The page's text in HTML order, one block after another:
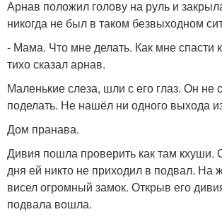
Арнав положил голову на руль и
никогда не был в таком безвыходном
- Мама. Что мне делать. Как мне спасти
тихо сказал арнав.
Маленькие слеза, шли с его глаз. Он не
поделать. Не нашёл ни одного выхода
Дом пранава.
Дивия пошла проверить как там кхуши.
дня ей никто не приходил в подвал. На
висел огромный замок. Открыв его
подвала вошла.